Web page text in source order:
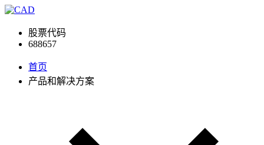
股票代码
688657
首页
产品和解决方案